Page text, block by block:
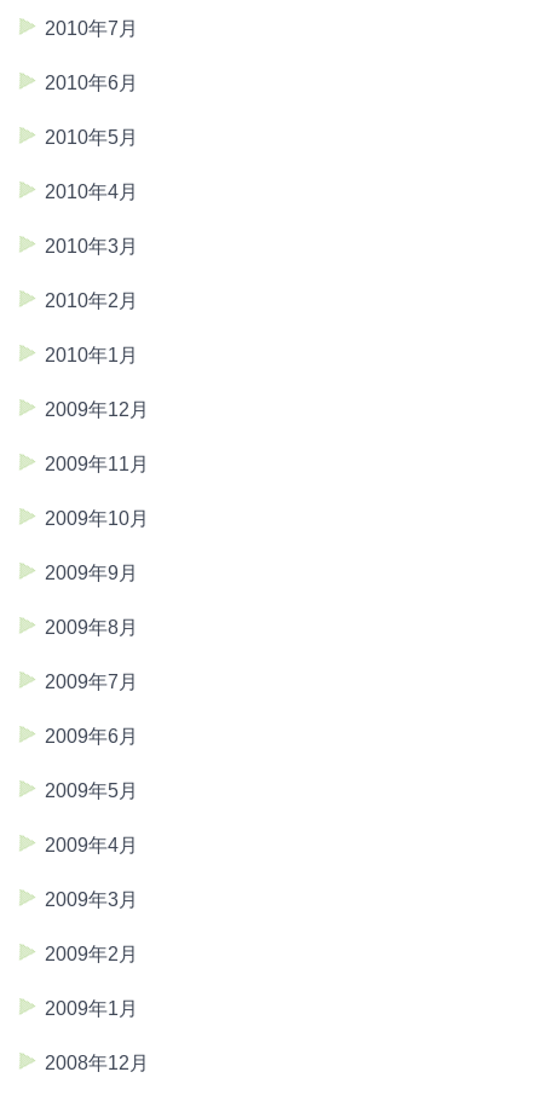
2010年7月
2010年6月
2010年5月
2010年4月
2010年3月
2010年2月
2010年1月
2009年12月
2009年11月
2009年10月
2009年9月
2009年8月
2009年7月
2009年6月
2009年5月
2009年4月
2009年3月
2009年2月
2009年1月
2008年12月